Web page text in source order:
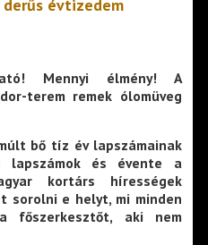
évtizedem
Mennyi élmény! A
terem remek ólomüveg
bő tíz év lapszámainak
lapszámok és évente a
kortárs hírességek
sorolni e helyt, mi minden
főszerkesztőt, aki nem